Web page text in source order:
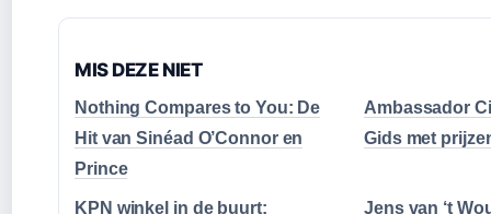
MIS DEZE NIET
Nothing Compares to You: De
Hit van Sinéad O’Connor en
Prince
Ambassador
Gids met
KPN winkel in de buurt:
Jens van ‘t